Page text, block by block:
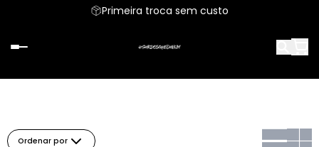
Primeira troca sem custo
Ordenar por